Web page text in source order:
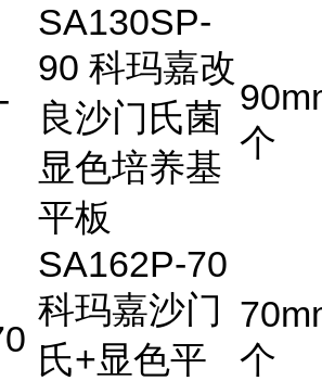
SA130SP-
90 科玛嘉改
良沙门氏菌
显色培养基
平板
个
SA162P-70
科玛嘉沙门
氏+显色平
个